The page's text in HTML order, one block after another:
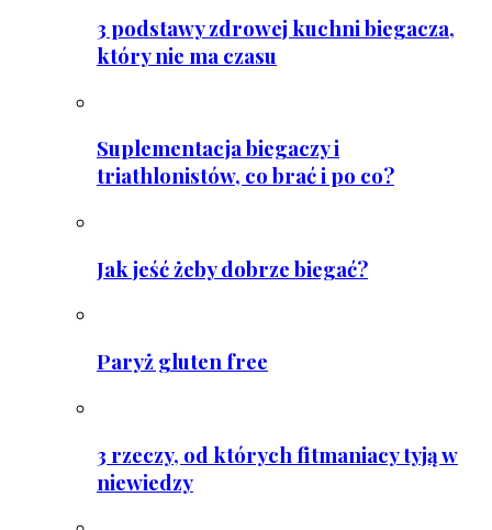
3 podstawy zdrowej kuchni biegacza,
który nie ma czasu
Suplementacja biegaczy i
triathlonistów, co brać i po co?
Jak jeść żeby dobrze biegać?
Paryż gluten free
3 rzeczy, od których fitmaniacy tyją w
niewiedzy